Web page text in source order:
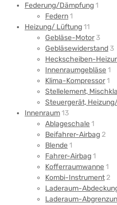
Federung/Dämpfung1
Federn1
Heizung/ Lüftung11
Gebläse-Motor 3
Gebläsewiderstand 3
Heckscheiben-
Innenraumgebläse 1
Klima-Kompressor1
Stellelement,
Steuergerät,
Innenraum13
Ablageschale 1
Beifahrer-Airbag2
Blende 1
Fahrer-Airbag1
Kofferraumwanne 1
Kombi-Instrument2
Laderaum-
Laderaum-